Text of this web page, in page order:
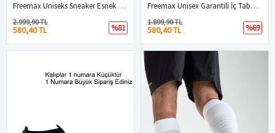
Freemax Uniseks Sneaker Esnek Yumuşak Spor Ayakkabı Samba.530 Siyah
580,40 TL
2.999,90 TL
%81
Freemax Unisex Garantili İç Tabanlık Hafif Esnek Sağlam Sneaker Spor Ayakkabı 2023.178 Siyah Beyaz
580,40 TL
1.899,90 TL
%69